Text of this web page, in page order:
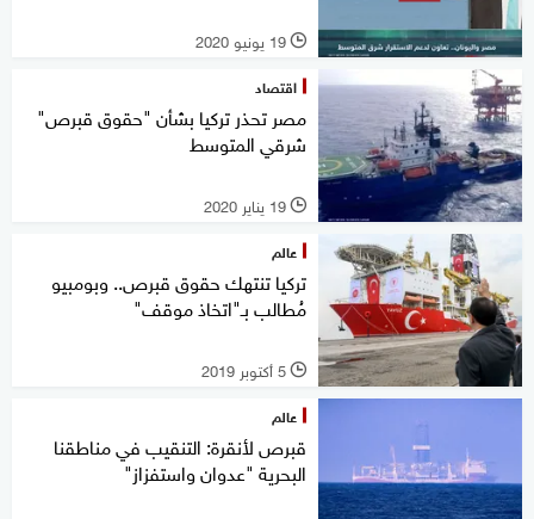
l 19 يونيو 2020
اقتصاد
مصر تحذر تركيا بشأن "حقوق قبرص"
شرقي المتوسط
l 19 يناير 2020
عالم
تركيا تنتهك حقوق قبرص.. وبومبيو
مُطالب بـ"اتخاذ موقف"
l 5 أكتوبر 2019
عالم
قبرص لأنقرة: التنقيب في مناطقنا
البحرية "عدوان واستفزاز"